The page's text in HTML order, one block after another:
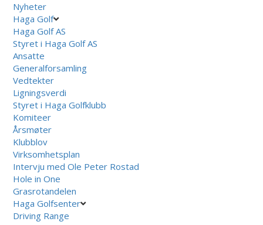
Nyheter
Haga Golf
Haga Golf AS
Styret i Haga Golf AS
Ansatte
Generalforsamling
Vedtekter
Ligningsverdi
Styret i Haga Golfklubb
Komiteer
Årsmøter
Klubblov
Virksomhetsplan
Intervju med Ole Peter Rostad
Hole in One
Grasrotandelen
Haga Golfsenter
Driving Range